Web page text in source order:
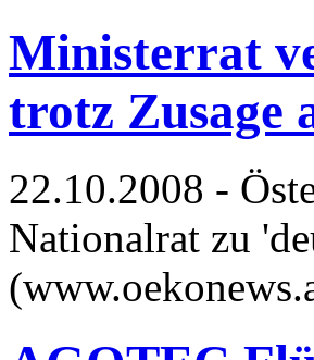
Ministerrat
trotz Zusage
22.10.2008 -
Nationalrat zu